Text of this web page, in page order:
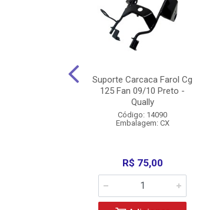
Suporte Carcaca Farol Cg
125 Fan 09/10 Preto -
Qually
Código: 14090
Embalagem: CX
R$ 75,00